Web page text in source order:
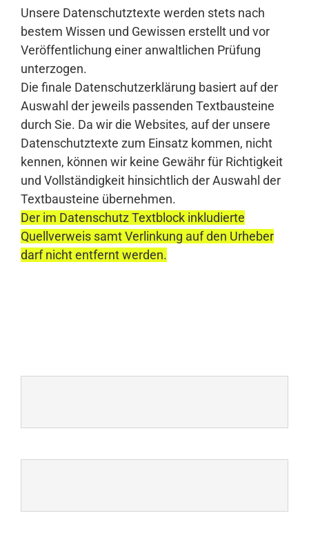
Unsere Datenschutztexte werden stets nach
bestem Wissen und Gewissen erstellt und vor
Veröffentlichung einer anwaltlichen Prüfung
unterzogen.
Die finale Datenschutzerklärung basiert auf der
Auswahl der jeweils passenden Textbausteine
durch Sie. Da wir die Websites, auf der unsere
Datenschutztexte zum Einsatz kommen, nicht
kennen, können wir keine Gewähr für Richtigkeit
und Vollständigkeit hinsichtlich der Auswahl der
Textbausteine übernehmen.
Der im Datenschutz Textblock inkludierte
Quellverweis samt Verlinkung auf den Urheber
darf nicht entfernt werden.